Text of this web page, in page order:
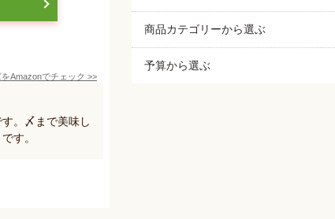
Amazonでチェック >>
。〆まで美味し
す。
商品カテゴリーから選ぶ
予算から選ぶ